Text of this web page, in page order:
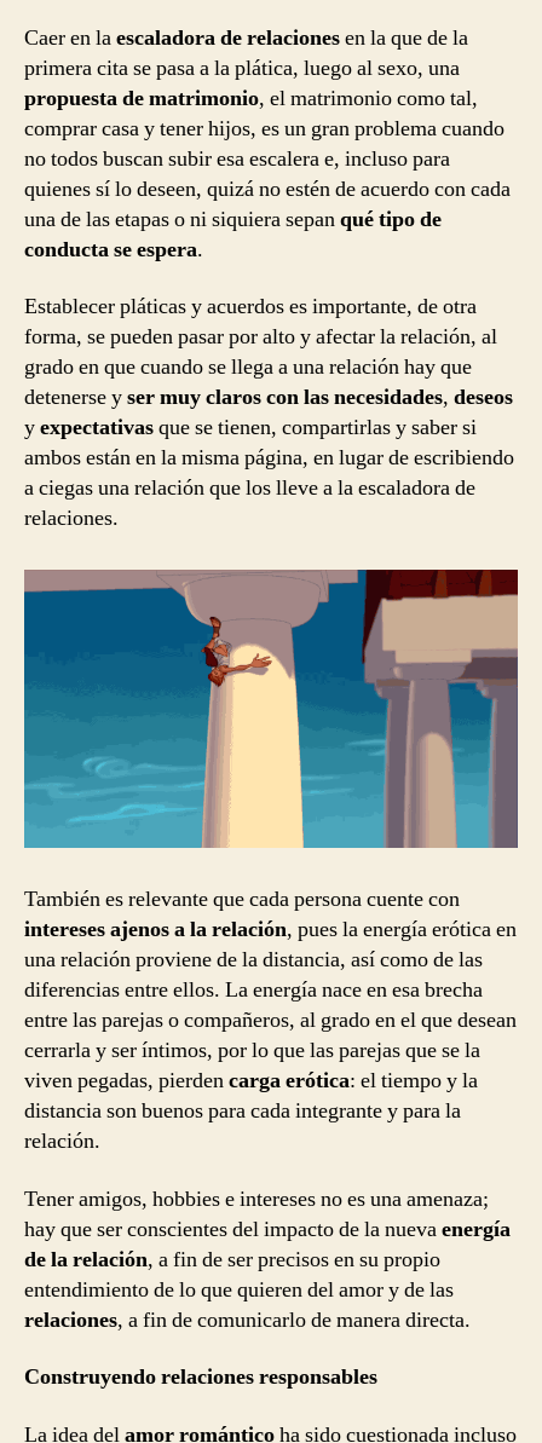
Caer en laescaladora de relacionesen la que de la
primera cita se pasa a la plática, luego al sexo, una
propuesta de matrimonio, el matrimonio como tal,
comprar casa y tener hijos, es un gran problema cuando
no todos buscan subir esa escalera e, incluso para
quienes sí lo deseen, quizá no estén de acuerdo con cada
una de las etapas o ni siquiera sepanqué tipo de
conducta se espera.
Establecer pláticas y acuerdos es importante, de otra
forma, se pueden pasar por alto y afectar la relación, al
grado en que cuando se llega a una relación hay que
detenerse yser muy claros con las necesidades, deseos
yexpectativasque se tienen, compartirlas y saber si
ambos están en la misma página, en lugar de escribiendo
a ciegas una relación que los lleve a la escaladora de
relaciones.
También es relevante que cada persona cuente con
intereses ajenos a la relación, pues la energía erótica en
una relación proviene de la distancia, así como de las
diferencias entre ellos. La energía nace en esa brecha
entre las parejas o compañeros, al grado en el que desean
cerrarla y ser íntimos, por lo que las parejas que se la
viven pegadas, pierdencarga erótica: el tiempo y la
distancia son buenos para cada integrante y para la
relación.
Tener amigos, hobbies e intereses no es una amenaza;
hay que ser conscientes del impacto de la nuevaenergía
de la relación, a fin de ser precisos en su propio
entendimiento de lo que quieren del amor y de las
relaciones, a fin de comunicarlo de manera directa.
Construyendo relaciones responsables
La idea delamor románticoha sido cuestionada incluso